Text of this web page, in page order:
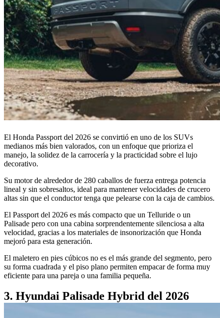
El Honda Passport del 2026 se convirtió en uno de los SUVs
medianos más bien valorados, con un enfoque que prioriza el
manejo, la solidez de la carrocería y la practicidad sobre el lujo
decorativo.
Su motor de alrededor de 280 caballos de fuerza entrega potencia
lineal y sin sobresaltos, ideal para mantener velocidades de crucero
altas sin que el conductor tenga que pelearse con la caja de cambios.
El Passport del 2026 es más compacto que un Telluride o un
Palisade pero con una cabina sorprendentemente silenciosa a alta
velocidad, gracias a los materiales de insonorización que Honda
mejoró para esta generación.
El maletero en pies cúbicos no es el más grande del segmento, pero
su forma cuadrada y el piso plano permiten empacar de forma muy
eficiente para una pareja o una familia pequeña.
3. Hyundai Palisade Hybrid del 2026